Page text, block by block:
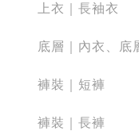
上衣｜長袖衣
底層｜內衣、底
褲裝｜短褲
褲裝｜長褲